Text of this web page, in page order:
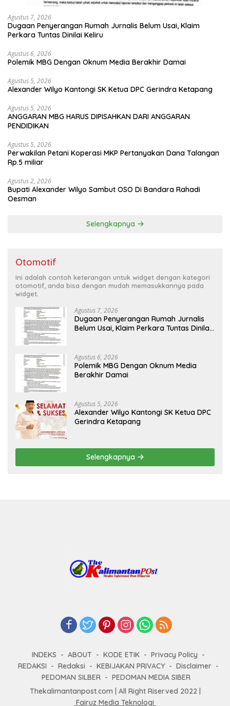
Agustus 7, 2026
Dugaan Penyerangan Rumah Jurnalis Belum Usai, Klaim
Perkara Tuntas Dinilai Keliru
Agustus 6, 2026
Polemik MBG Dengan Oknum Media Berakhir Damai
Agustus 5, 2026
Alexander Wilyo Kantongi SK Ketua DPC Gerindra Ketapang
Agustus 5, 2026
ANGGARAN MBG HARUS DIPISAHKAN DARI ANGGARAN
PENDIDIKAN
Agustus 5, 2026
Perwakilan Petani Koperasi MKP Pertanyakan Dana Talangan
Rp.5 miliar
Agustus 2, 2026
Bupati Alexander Wilyo Sambut OSO Di Bandara Rahadi
Oesman
Selengkapnya
Otomotif
Ini adalah contoh keterangan untuk widget dengan kategori
otomotif, anda bisa dengan mudah memasukkannya pada
widget.
Agustus 7, 2026
Dugaan Penyerangan Rumah Jurnalis
Belum Usai, Klaim Perkara Tuntas Dinilai
Agustus 6, 2026
Polemik MBG Dengan Oknum Media
Berakhir Damai
Agustus 5, 2026
Alexander Wilyo Kantongi SK Ketua DPC
Gerindra Ketapang
Selengkapnya
INDEKS ABOUT KODE ETIK
Privacy Policy
REDAKSI
Redaksi KEBIJAKAN PRIVACY
Disclaimer
PEDOMAN SILBER
PEDOMAN MEDIA SIBER
Thekalimantanpost.com | All Right Riserved 2022 |
Fairuz Media Teknologi